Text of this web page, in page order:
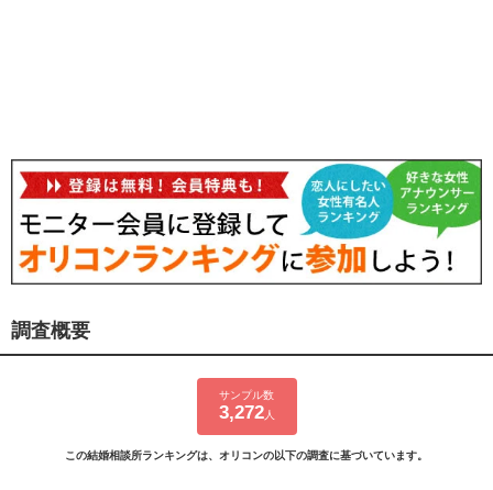
調査概要
サンプル数
3,272人
この結婚相談所ランキングは、オリコンの以下の調査に基づいています。